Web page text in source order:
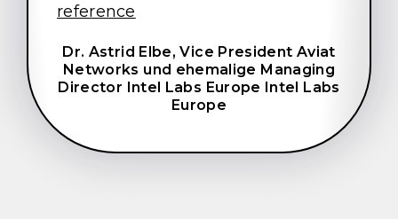
reference
Dr. Astrid Elbe, Vice President Aviat
Networks und ehemalige Managing
Director Intel Labs Europe Intel Labs
Europe